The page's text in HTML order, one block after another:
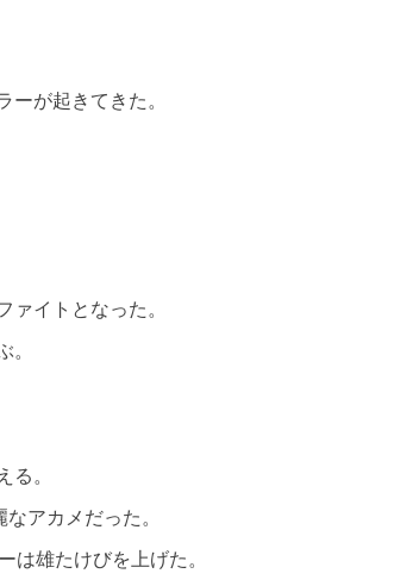
が起きてきた。
イトとなった。
。
アカメだった。
雄たけびを上げた。